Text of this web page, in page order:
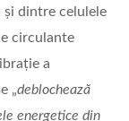
dintre celulele
circulante
a
„deblochează
energetice din